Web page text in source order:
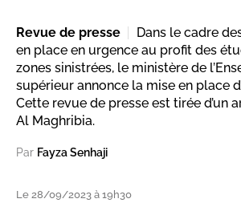
Revue de presse
Dans le cadre
en place en urgence au profit des
zones sinistrées, le ministère de
supérieur annonce la mise en place
Cette revue de presse est tirée d’un
Al Maghribia.
Par Fayza Senhaji
Le 28/09/2023 à 19h30